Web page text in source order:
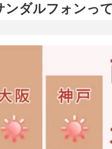
ンダルフォンっ